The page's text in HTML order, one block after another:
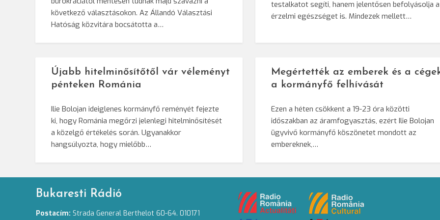
következő választásokon. Az Állandó Választási
Hatóság közvitára bocsátotta a…
testalkatot segíti, hanem jelentősen befolyásolja
érzelmi egészséget is. Mindezek mellett…
Újabb hitelminősítőtől vár véleményt
pénteken Románia
Ilie Bolojan ideiglenes kormányfő reményét fejezte
ki, hogy Románia megőrzi jelenlegi hitelminősítését
a közelgő értékelés során. Ugyanakkor
hangsúlyozta, hogy mielőbb…
Megértették az emberek és a
a kormányfő felhívását
Ezen a héten csökkent a 19-23 óra közötti
időszakban az áramfogyasztás, ezért Ilie Bolojan
ügyvivő kormányfő köszönetet mondott az
embereknek,…
Bukaresti Rádió
Postacím: Strada General Berthelot 60-64. 010171